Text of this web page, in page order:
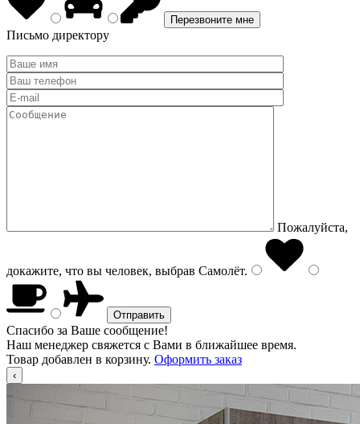
Письмо директору
Пожалуйста,
докажите, что вы человек, выбрав Самолёт.
Спасибо за Ваше сообщение!
Наш менеджер свяжется с Вами в ближайшее время.
Товар добавлен в корзину. Оформить заказ